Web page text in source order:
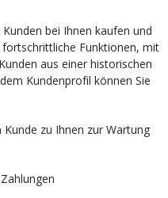
bei Ihnen kaufen und
Funktionen, mit
aus einer historischen
Kundenprofil können Sie
Kunde zu Ihnen zur Wartung